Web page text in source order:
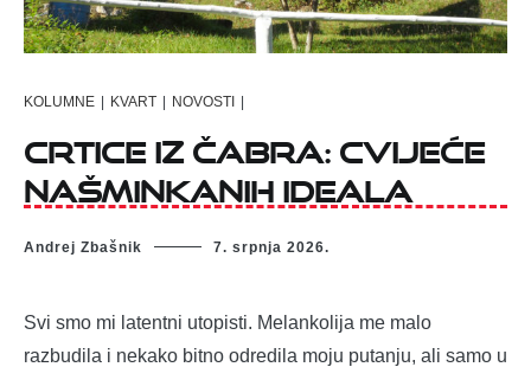
KOLUMNE KVART NOVOSTI
Crtice iz Čabra: Cvijeće
našminkanih ideala
Andrej Zbašnik 7. srpnja 2026.
Svi smo mi latentni utopisti. Melankolija me malo
razbudila i nekako bitno odredila moju putanju, ali samo u